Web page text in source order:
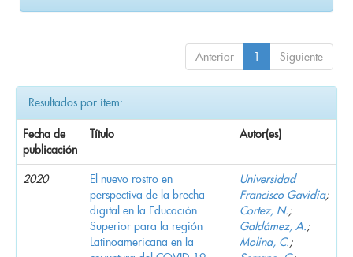
Anterior 1 Siguiente
Resultados por ítem:
Fecha de
publicación
Título Autor(es)
2020
El nuevo rostro en
perspectiva de la brecha
digital en la Educación
Superior para la región
Latinoamericana en la
Universidad
Francisco Gavidia;
Cortez, N.;
Galdámez, A.;
Molina, C.;